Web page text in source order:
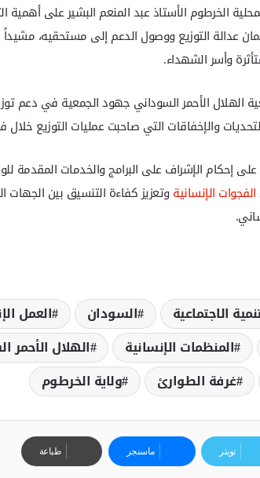
الخرطوم الأستاذ عبد المنعم البشير على أهمية
عدالة التوزيع ووصول الدعم إلى مستحقيه، مشيداً
وأسر الشهداء.
الأحمر السوداني جهود الجمعية في دعم
والإخفاقات التي صاحبت عمليات التوزيع خلال
على إحكام الإشراف على البرامج والخدمات المقدمة
الفجوات الإنسانيةوتعزيز كفاءة التنسيق بين الجهات
الاجتماعية السودان
العمل
المنظمات الإنسانية
الهلال الأحمر
غرفة الطوارئ ولاية الخرطوم
تويتر ماسنجر طباعة